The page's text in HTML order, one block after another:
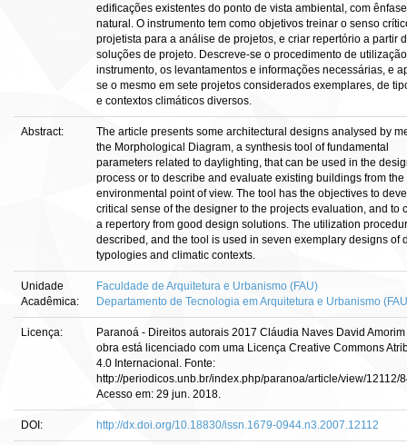
edificações existentes do ponto de vista ambiental, com
natural. O instrumento tem como objetivos treinar o senso
projetista para a análise de projetos, e criar repertório a partir
soluções de projeto. Descreve-se o procedimento de
instrumento, os levantamentos e informações necessárias, e
se o mesmo em sete projetos considerados exemplares, de
e contextos climáticos diversos.
Abstract:
The article presents some architectural designs analysed by
the Morphological Diagram, a synthesis tool of fundamental
parameters related to daylighting, that can be used in the
process or to describe and evaluate existing buildings from the
environmental point of view. The tool has the objectives to
critical sense of the designer to the projects evaluation, and to
a repertory from good design solutions. The utilization
described, and the tool is used in seven exemplary designs of
typologies and climatic contexts.
Unidade
Acadêmica:
Faculdade de Arquitetura e Urbanismo (FAU)
Departamento de Tecnologia em Arquitetura e Urbanismo
Licença:
Paranoá - Direitos autorais 2017 Cláudia Naves David Amorim
obra está licenciado com uma Licença Creative Commons
4.0 Internacional. Fonte:
http://periodicos.unb.br/index.php/paranoa/article/view/12112/
Acesso em: 29 jun. 2018.
DOI: http://dx.doi.org/10.18830/issn.1679-0944.n3.2007.12112